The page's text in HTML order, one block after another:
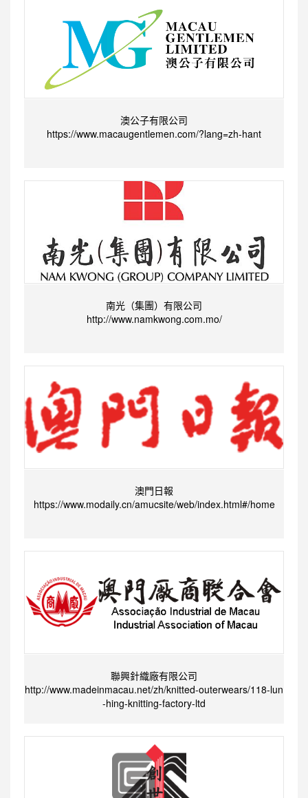
澳公子有限公司
https://www.macaugentlemen.com/?lang=zh-hant
南光（集團）有限公司
http://www.namkwong.com.mo/
澳門日報
https://www.modaily.cn/amucsite/web/index.html#/home
聯興針織廠有限公司
http://www.madeinmacau.net/zh/knitted-outerwears/118-lun
-hing-knitting-factory-ltd